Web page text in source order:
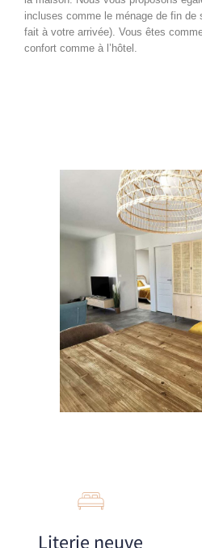
incluses comme le ménage de fin de
fait à votre arrivée). Vous êtes
confort comme à l’hôtel.
Literie neuve